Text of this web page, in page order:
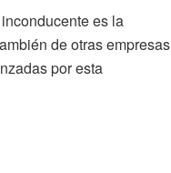
es la
de otras empresas
por esta